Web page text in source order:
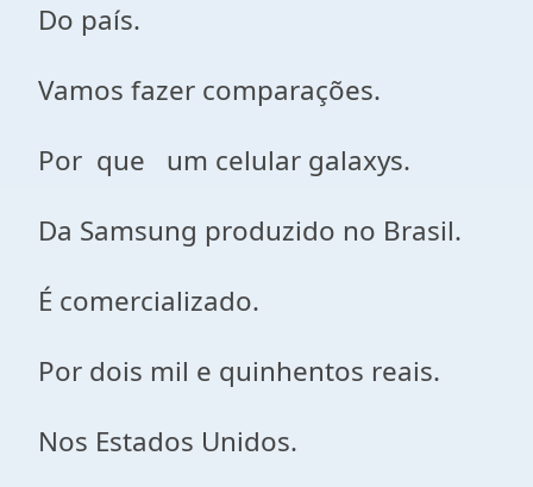
Do país.
Vamos fazer comparações.
Por que um celular galaxys.
Da Samsung produzido no Brasil.
É comercializado.
Por dois mil e quinhentos reais.
Nos Estados Unidos.